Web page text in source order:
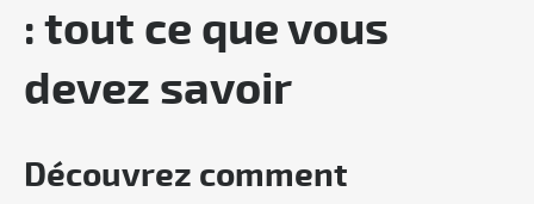
: tout ce que vous
devez savoir
Découvrez comment